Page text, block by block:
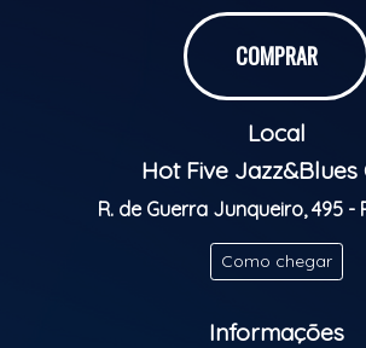
COMPRAR
Local
Hot Five Jazz&Blues
R. de Guerra Junqueiro, 495 -
Como chegar
Informações